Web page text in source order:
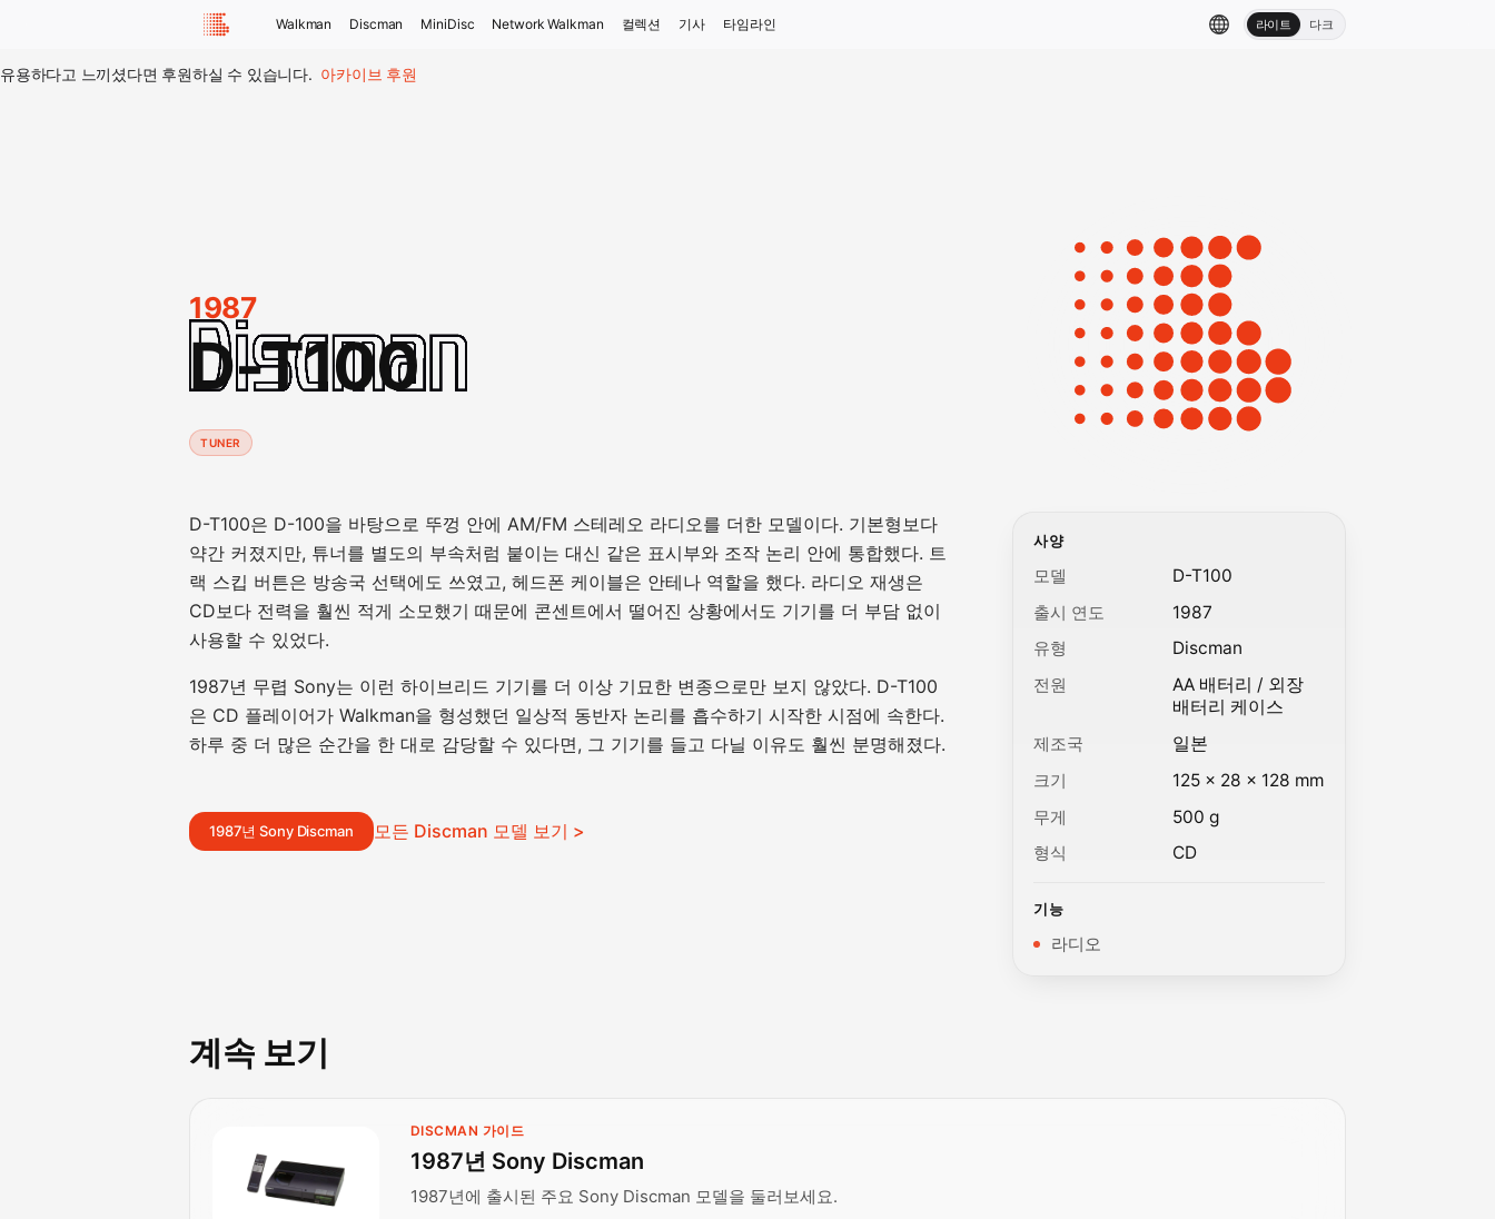
Walkman Discman MiniDisc Network Walkman 컬렉션 기사 타임라인 라이트 다크
유용하다고 느끼셨다면 후원하실 수 있습니다. 아카이브 후원
1987
D-T100
TUNER
D-T100은 D-100을 바탕으로 뚜껑 안에 AM/FM 스테레오 라디오를 더한 모델이다. 기본형보다
약간 커졌지만, 튜너를 별도의 부속처럼 붙이는 대신 같은 표시부와 조작 논리 안에 통합했다. 트
랙 스킵 버튼은 방송국 선택에도 쓰였고, 헤드폰 케이블은 안테나 역할을 했다. 라디오 재생은
CD보다 전력을 훨씬 적게 소모했기 때문에 콘센트에서 떨어진 상황에서도 기기를 더 부담 없이
사용할 수 있었다.
1987년 무렵 Sony는 이런 하이브리드 기기를 더 이상 기묘한 변종으로만 보지 않았다. D-T100
은 CD 플레이어가 Walkman을 형성했던 일상적 동반자 논리를 흡수하기 시작한 시점에 속한다.
하루 중 더 많은 순간을 한 대로 감당할 수 있다면, 그 기기를 들고 다닐 이유도 훨씬 분명해졌다.
1987년 Sony Discman 모든 Discman 모델 보기 >
사양
모델
D-T100
출시 연도
1987
유형
Discman
전원
AA 배터리 / 외장
배터리 케이스
제조국
일본
크기
125 × 28 × 128 mm
무게
500 g
형식
CD
기능
라디오
계속 보기
DISCMAN 가이드
1987년 Sony Discman
1987년에 출시된 주요 Sony Discman 모델을 둘러보세요.